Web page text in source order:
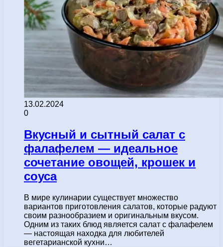
13.02.2024
0
Вкусный и сытный салат с
фалафелем — идеальное
сочетание овощей, крошек и
соуса
В мире кулинарии существует множество
вариантов приготовления салатов, которые радуют
своим разнообразием и оригинальным вкусом.
Одним из таких блюд является салат с фалафелем
— настоящая находка для любителей
вегетарианской кухни…